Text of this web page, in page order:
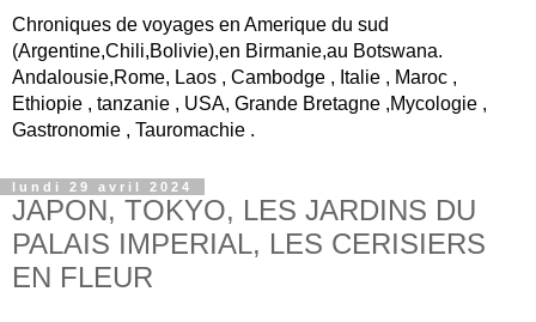
Chroniques de voyages en Amerique du sud
(Argentine,Chili,Bolivie),en Birmanie,au Botswana.
Andalousie,Rome, Laos , Cambodge , Italie , Maroc ,
Ethiopie , tanzanie , USA, Grande Bretagne ,Mycologie ,
Gastronomie , Tauromachie .
lundi 29 avril 2024
JAPON, TOKYO, LES JARDINS DU
PALAIS IMPERIAL, LES CERISIERS
EN FLEUR